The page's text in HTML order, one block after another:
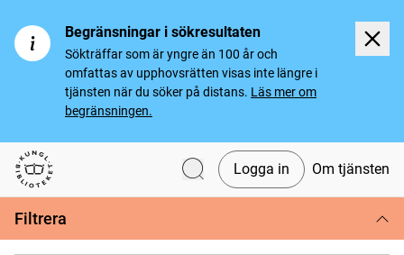
Begränsningar i sökresultaten
Sökträffar som är yngre än 100 år och
omfattas av upphovsrätten visas inte längre i
tjänsten när du söker på distans. Läs mer om
begränsningen.
Svenska tidningar
Logga in Om tjänsten
Filtrera